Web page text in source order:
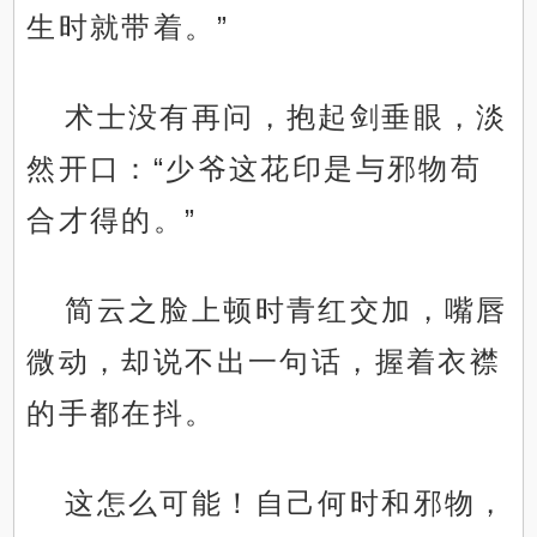
生时就带着。”
术士没有再问，抱起剑垂眼，淡
然开口：“少爷这花印是与邪物苟
合才得的。”
简云之脸上顿时青红交加，嘴唇
微动，却说不出一句话，握着衣襟
的手都在抖。
这怎么可能！自己何时和邪物，